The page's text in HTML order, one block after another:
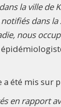
la ville de
dans la
nous
été mis sur
en rapport